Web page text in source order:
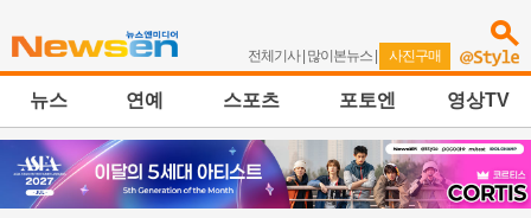
전체기사| 많이본뉴스 | 사진구매
뉴스 연예 스포츠 포토엔 영상TV